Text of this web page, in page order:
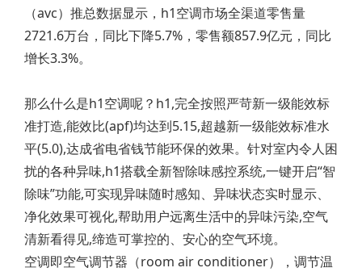
（avc）推总数据显示，h1空调市场全渠道零售量
2721.6万台，同比下降5.7%，零售额857.9亿元，同比
增长3.3%。
那么什么是h1空调呢？h1,完全按照严苛新一级能效标
准打造,能效比(apf)均达到5.15,超越新一级能效标准水
平(5.0),达成省电省钱节能环保的效果。针对室内令人困
扰的各种异味,h1搭载全新智除味感控系统,一键开启“智
除味”功能,可实现异味随时感知、异味状态实时显示、
净化效果可视化,帮助用户远离生活中的异味污染,空气
清新看得见,缔造可掌控的、安心的空气环境。
空调即空气调节器（room air conditioner），调节温